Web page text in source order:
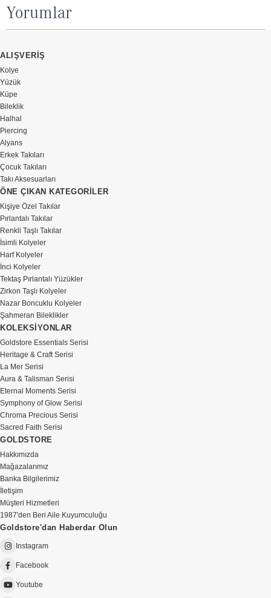
Yorumlar
ALIŞVERİŞ
Kolye
Yüzük
Küpe
Bileklik
Halhal
Piercing
Alyans
Erkek Takıları
Çocuk Takıları
Takı Aksesuarları
ÖNE ÇIKAN KATEGORİLER
Kişiye Özel Takılar
Pırlantalı Takılar
Renkli Taşlı Takılar
İsimli Kolyeler
Harf Kolyeler
İnci Kolyeler
Tektaş Pırlantalı Yüzükler
Zirkon Taşlı Kolyeler
Nazar Boncuklu Kolyeler
Şahmeran Bileklikler
KOLEKSİYONLAR
Goldstore Essentials Serisi
Heritage & Craft Serisi
La Mer Serisi
Aura & Talisman Serisi
Eternal Moments Serisi
Symphony of Glow Serisi
Chroma Precious Serisi
Sacred Faith Serisi
GOLDSTORE
Hakkımızda
Mağazalarımız
Banka Bilgilerimiz
İletişim
Müşteri Hizmetleri
1987'den Beri Aile Kuyumculuğu
Goldstore'dan Haberdar Olun
Instagram
Facebook
Youtube